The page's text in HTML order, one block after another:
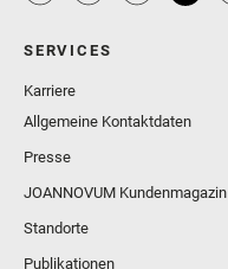
SERVICES
Karriere
Allgemeine Kontaktdaten
Presse
JOANNOVUM Kundenmagazin
Standorte
Publikationen